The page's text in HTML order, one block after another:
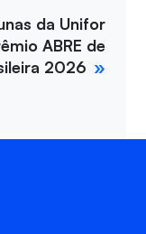
da Unifor
ABRE de
2026